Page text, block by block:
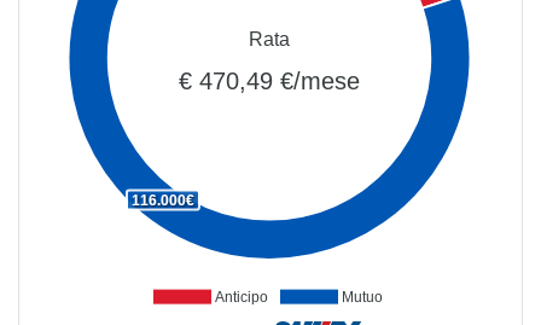
Anticipo Mutuo
116.000€
Rata
€ 470,49 €/mese